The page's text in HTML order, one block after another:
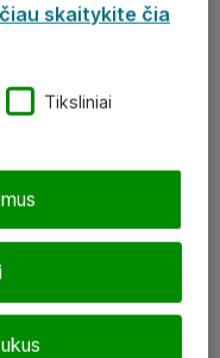
skaitykite čia
Tiksliniai